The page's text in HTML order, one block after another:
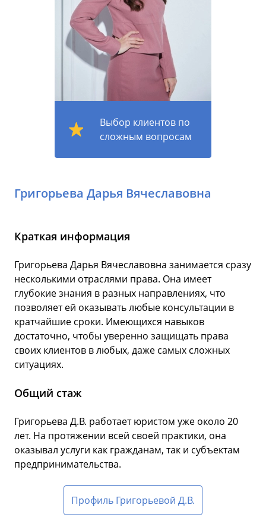
Выбор клиентов по
сложным вопросам
Григорьева Дарья Вячеславовна
Краткая информация
Григорьева Дарья Вячеславовна занимается сразу
несколькими отраслями права. Она имеет
глубокие знания в разных направлениях, что
позволяет ей оказывать любые консультации в
кратчайшие сроки. Имеющихся навыков
достаточно, чтобы уверенно защищать права
своих клиентов в любых, даже самых сложных
ситуациях.
Общий стаж
Григорьева Д.В. работает юристом уже около 20
лет. На протяжении всей своей практики, она
оказывал услуги как гражданам, так и субъектам
предпринимательства.
Профиль Григорьевой Д.В.